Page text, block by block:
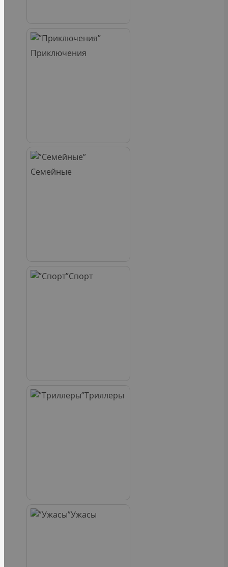
Приключения
Семейные
Спорт
Триллеры
Ужасы